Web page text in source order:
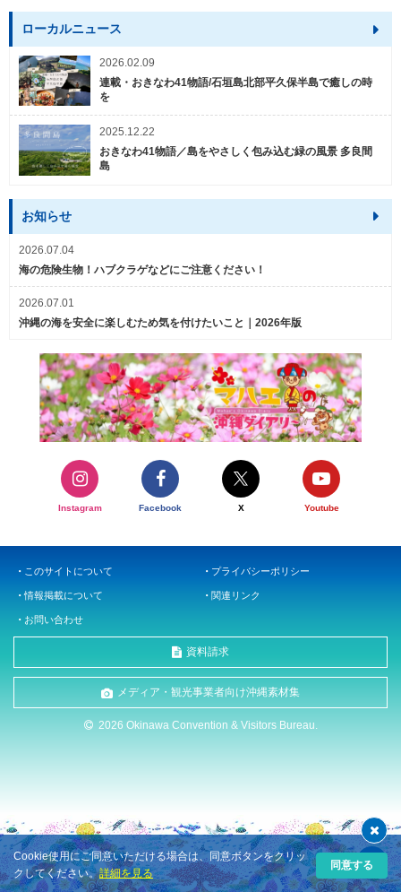
ローカルニュース
2026.02.09
連載・おきなわ41物語/石垣島北部平久保半島で癒しの時
を
2025.12.22
おきなわ41物語／島をやさしく包み込む緑の風景 多良間
島
お知らせ
2026.07.04
海の危険生物！ハブクラゲなどにご注意ください！
2026.07.01
沖縄の海を安全に楽しむため気を付けたいこと｜2026年版
Instagram Facebook X Youtube
このサイトについて プライバシーポリシー
情報掲載について 関連リンク
お問い合わせ
資料請求
メディア・観光事業者向け沖縄素材集
2026 Okinawa Convention & Visitors Bureau.
Cookie使用にご同意いただける場合は、同意ボタンをクリッ
クしてください。詳細を見る
同意する